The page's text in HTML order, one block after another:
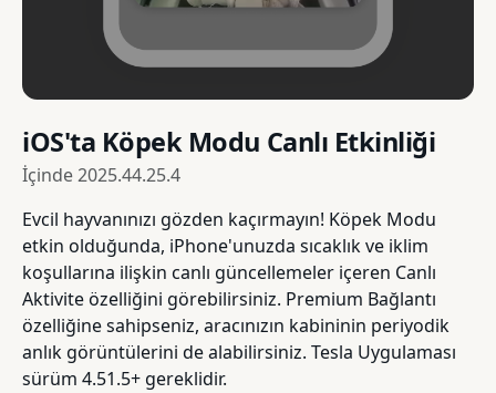
iOS'ta Köpek Modu Canlı Etkinliği
İçinde2025.44.25.4
Evcil hayvanınızı gözden kaçırmayın! Köpek Modu
etkin olduğunda, iPhone'unuzda sıcaklık ve iklim
koşullarına ilişkin canlı güncellemeler içeren Canlı
Aktivite özelliğini görebilirsiniz. Premium Bağlantı
özelliğine sahipseniz, aracınızın kabininin periyodik
anlık görüntülerini de alabilirsiniz. Tesla Uygulaması
sürüm 4.51.5+ gereklidir.